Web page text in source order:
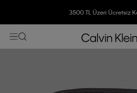
3500 TL Üzeri Ücretsiz
7500 TL Ve Üzeri Alışverişlerinizde